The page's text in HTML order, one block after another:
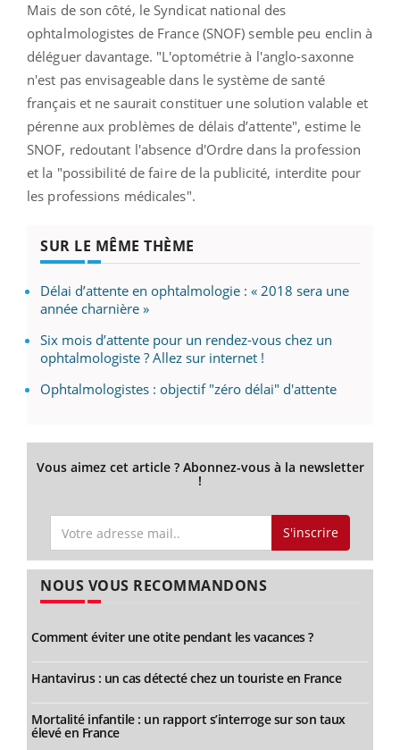
Mais de son côté, le Syndicat national des
ophtalmologistes de France (SNOF) semble peu enclin à
déléguer davantage. "L'optométrie à l'anglo-saxonne
n'est pas envisageable dans le système de santé
français et ne saurait constituer une solution valable et
pérenne aux problèmes de délais d’attente", estime le
SNOF, redoutant l'absence d'Ordre dans la profession
et la "possibilité de faire de la publicité, interdite pour
les professions médicales".
SUR LE MÊME THÈME
Délai d’attente en ophtalmologie : « 2018 sera une
année charnière »
Six mois d’attente pour un rendez-vous chez un
ophtalmologiste ? Allez sur internet !
Ophtalmologistes : objectif "zéro délai" d'attente
Vous aimez cet article ? Abonnez-vous à la newsletter
!
S'inscrire
NOUS VOUS RECOMMANDONS
Comment éviter une otite pendant les vacances ?
Hantavirus : un cas détecté chez un touriste en France
Mortalité infantile : un rapport s’interroge sur son taux
élevé en France